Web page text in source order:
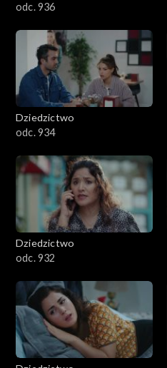
odc. 936
Dziedzictwo
odc. 934
Dziedzictwo
odc. 932